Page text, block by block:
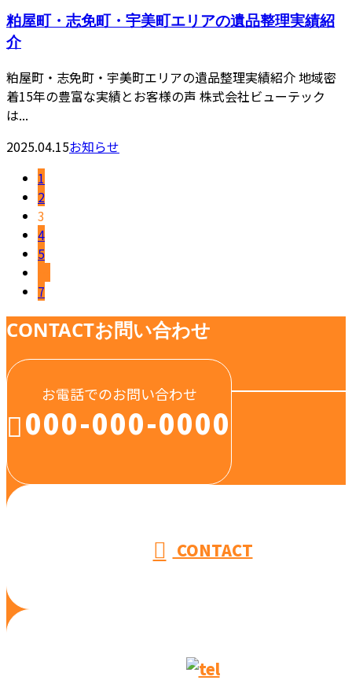
粕屋町・志免町・宇美町エリアの遺品整理実績紹
介
粕屋町・志免町・宇美町エリアの遺品整理実績紹介 地域密
着15年の豊富な実績とお客様の声 株式会社ビューテック
は...
2025.04.15お知らせ
1
2
3
4
5
7
CONTACTお問い合わせ
お電話でのお問い合わせ
000-000-0000
CONTACT